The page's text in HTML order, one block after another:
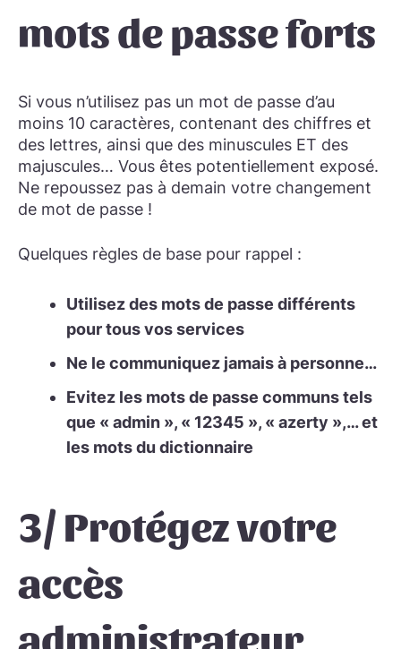
mots de passe forts
Si vous n’utilisez pas un mot de passe d’au
moins 10 caractères, contenant des chiffres et
des lettres, ainsi que des minuscules ET des
majuscules… Vous êtes potentiellement exposé.
Ne repoussez pas à demain votre changement
de mot de passe !
Quelques règles de base pour rappel :
Utilisez des mots de passe différents
pour tous vos services
Ne le communiquez jamais à personne…
Evitez les mots de passe communs tels
que « admin », « 12345 », « azerty »,… et
les mots du dictionnaire
3/ Protégez votre
accès
administrateur